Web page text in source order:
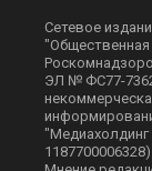
Сетевое
ЭЛ № ФС77-
1187700006328).